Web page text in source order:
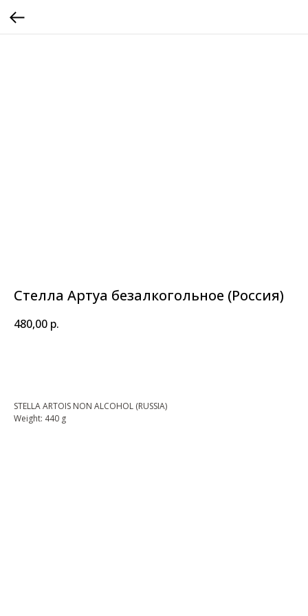
Стелла Артуа безалкогольное (Россия)
480,00 р.
STELLA ARTOIS NON ALCOHOL (RUSSIA)
Weight: 440 g